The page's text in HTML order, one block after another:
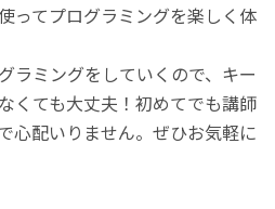
ってプログラミングを楽しく体
ラミングをしていくので、キー
くても大丈夫！初めてでも講師
心配いりません。ぜひお気軽に